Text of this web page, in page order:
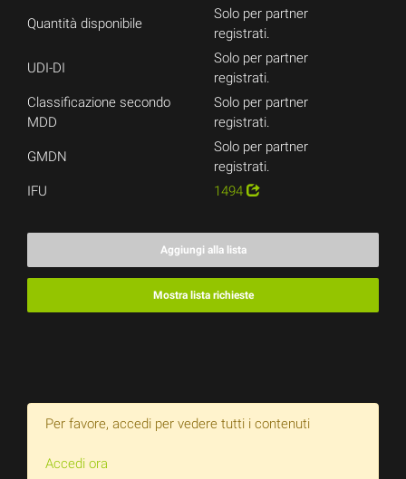
Quantità disponibile
Solo per partner
registrati.
UDI-DI
Solo per partner
registrati.
Classificazione secondo
MDD
Solo per partner
registrati.
GMDN
Solo per partner
registrati.
IFU
1494
Aggiungi alla lista
Mostra lista richieste
Per favore, accedi per vedere tutti i contenuti
Accedi ora